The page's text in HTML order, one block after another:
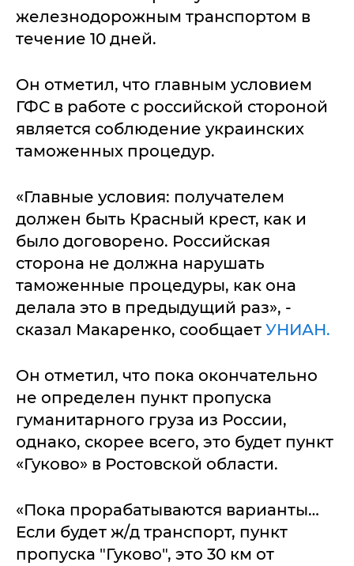
железнодорожным транспортом в
течение 10 дней.
Он отметил, что главным условием
ГФС в работе с российской стороной
является соблюдение украинских
таможенных процедур.
«Главные условия: получателем
должен быть Красный крест, как и
было договорено. Российская
сторона не должна нарушать
таможенные процедуры, как она
делала это в предыдущий раз», -
сказал Макаренко, сообщает УНИАН.
Он отметил, что пока окончательно
не определен пункт пропуска
гуманитарного груза из России,
однако, скорее всего, это будет пункт
«Гуково» в Ростовской области.
«Пока прорабатываются варианты…
Если будет ж/д транспорт, пункт
пропуска "Гуково", это 30 км от